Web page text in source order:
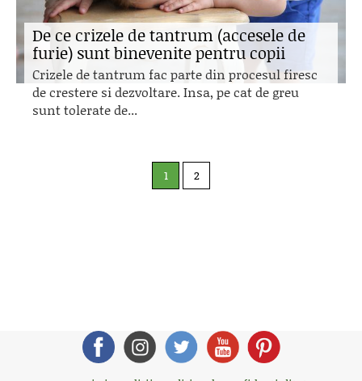
De ce crizele de tantrum (accesele de
furie) sunt binevenite pentru copii
Crizele de tantrum fac parte din procesul firesc
de crestere si dezvoltare. Insa, pe cat de greu
sunt tolerate de...
1 2